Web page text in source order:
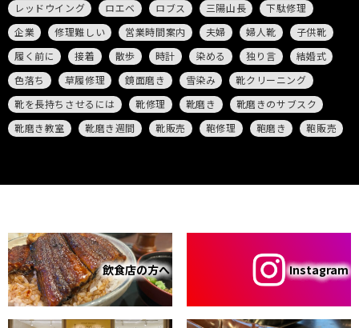
レッドウイング
ロエベ ロブス 三陽山長
下駄修理
企業
修理難しい 営業時間案内 夫婦 婦人靴
子供靴
履く前に
接着 散歩 時計 染める 独り言
結婚式
色落ち
草履修理 鏡面磨き 雪染み
靴クリーニング
靴を長持ちさせるには
靴修理 靴磨き
靴磨きのサブスク
靴磨き教室
靴磨き週間 靴販売 鞄修理 鞄磨き 鞄販売
飲食店の方へ Instagram